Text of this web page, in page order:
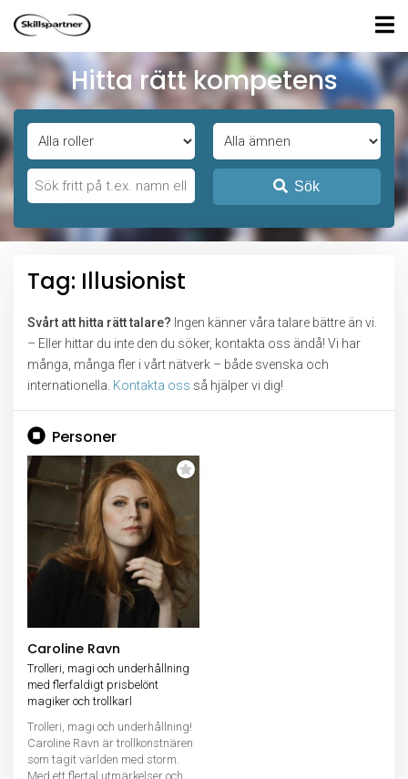
Hitta rätt kompetens
Sök
Tag: Illusionist
Svårt att hitta rätt talare? Ingen känner våra talare bättre än vi.
– Eller hittar du inte den du söker, kontakta oss ändå! Vi har
många, många fler i vårt nätverk – både svenska och
internationella. Kontakta oss så hjälper vi dig!
Personer
Caroline Ravn
Trolleri, magi och underhållning
med flerfaldigt prisbelönt
magiker och trollkarl
Trolleri, magi och underhållning!
Caroline Ravn är trollkonstnären
som tagit världen med storm.
Med ett flertal utmärkelser och